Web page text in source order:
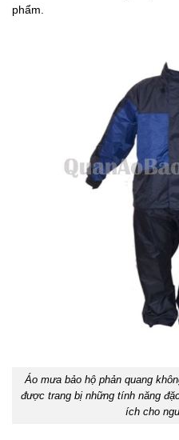
phẩm.
Áo mưa bảo hộ phản quang
được trang bị những tính năng
ích cho